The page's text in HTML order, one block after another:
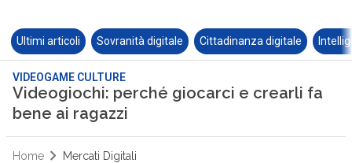
Ultimi articoli Sovranità digitale Cittadinanza digitale
VIDEOGAME CULTURE
Videogiochi: perché giocarci e crearli fa
bene ai ragazzi
Home Mercati Digitali